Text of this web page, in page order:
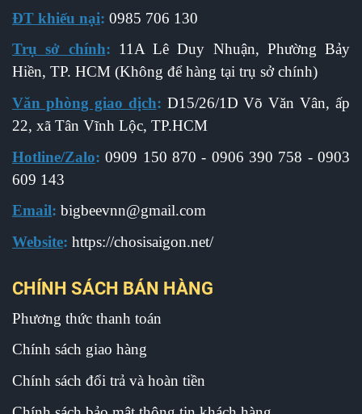
ĐT khiếu nại: 0985 706 130
Trụ sở chính: 11A Lê Duy Nhuận, Phường Bảy
Hiền, TP. HCM (Không để hàng tại trụ sở chính)
Văn phòng giao dịch: D15/26/1D Võ Văn Vân, ấp
22, xã Tân Vĩnh Lộc, TP.HCM
Hotline/Zalo: 0909 150 870 - 0906 390 758 - 0903
609 143
Email: bigbeevnn@gmail.com
Website: https://chosisaigon.net/
CHÍNH SÁCH BÁN HÀNG
Phương thức thanh toán
Chính sách giao hàng
Chính sách đổi trả và hoàn tiền